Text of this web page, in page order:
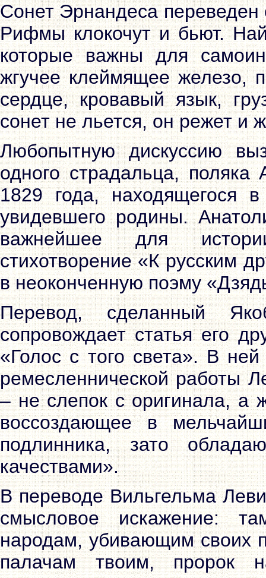
Сонет Эрнандеса
Рифмы клокочут и бьют.
которые важны для
жгучее клеймящее железо,
сердце, кровавый язык,
сонет не льется, он режет и
Любопытную дискуссию
одного страдальца,
1829 года, находящегося
увидевшего родины.
важнейшее для
стихотворение «К русским
в неоконченную поэму
Перевод, сделанный
сопровождает статья его
«Голос с того света». В
ремесленнической работы
– не слепок с оригинала, а
воссоздающее в
подлинника, зато
качествами».
В переводе Вильгельма
смысловое искажение:
народам, убивающим своих
палачам твоим, пророк